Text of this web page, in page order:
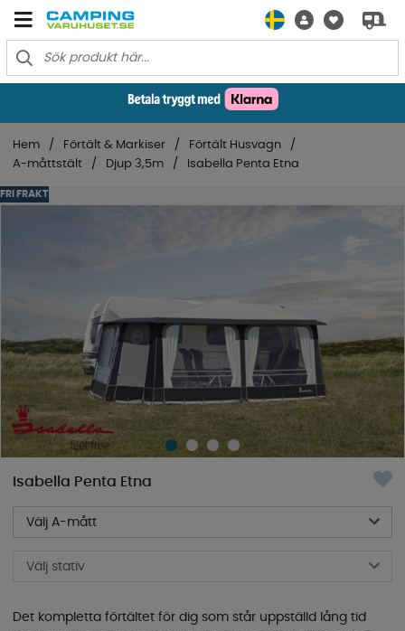
Hem Förtält & Markiser
Förtält Husvagn
A-måttstält
Djup 3,5m Isabella Penta Etna
FRI FRAKT
Isabella Penta Etna
Välj A-mått
Välj stativ
Det kompletta förtältet för dig som står uppställd lång tid